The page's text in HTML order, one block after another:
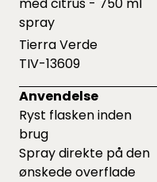
med citrus - 750 ml
spray
Tierra Verde
TIV-13609
Anvendelse
Ryst flasken inden
brug
Spray direkte på den
ønskede overflade